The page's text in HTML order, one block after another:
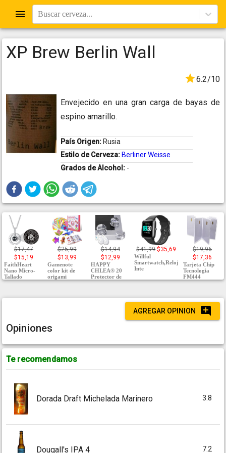
Buscar cerveza...
XP Brew Berlin Wall
6.2/10
Envejecido en una gran carga de bayas de
espino amarillo.
País Origen: Rusia
Estilo de Cerveza: Berliner Weisse
Grados de Alcohol: -
$17,47
$15,19
FaithHeart
Nano Micro-
Tallado
$25,99
$13,99
Gamenote
color kit de
origami
$14,94
$12,99
HAPPY
CHLEA® 20
Protector de
$41,99 $35,69
Willful
Smartwatch,Reloj
Inte
$19,96
$17,36
Tarjeta Chip
Tecnologia
FM444
AGREGAR OPINION
Opiniones
Te recomendamos
Dorada Draft Michelada Marinero 3.8
Dougall's IPA 4 7.2